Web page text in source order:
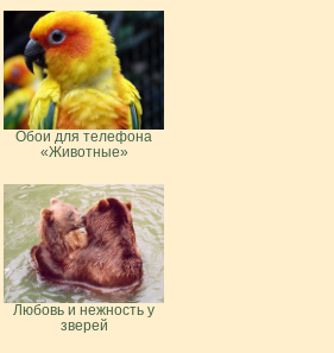
Обои для телефона
«Животные»
Любовь и нежность у
зверей